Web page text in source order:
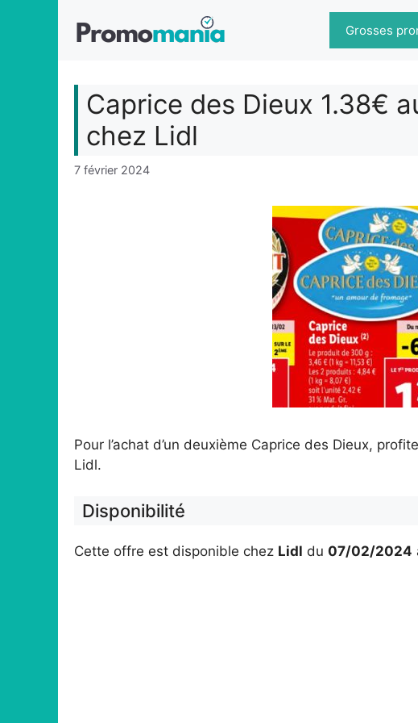
Grosses
Caprice des Dieux 1.38€
chez Lidl
7 février 2024
Pour l’achat d’un deuxième Caprice des Dieux,
Lidl.
Disponibilité
Cette offre est disponible chez Lidl du 07/02/2024